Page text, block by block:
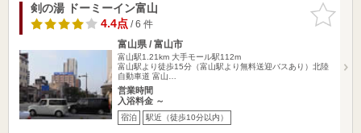
お気に入
りに追加
剣の湯 ドーミーイン富山
4.4点/ 6 件
富山県 / 富山市
富山駅1.21km 大手モール駅112m
富山駅より徒歩15分（富山駅より無料送迎バスあり）北陸
自動車道 富山…
営業時間
入浴料金 ～
宿泊 駅近（徒歩10分以内）